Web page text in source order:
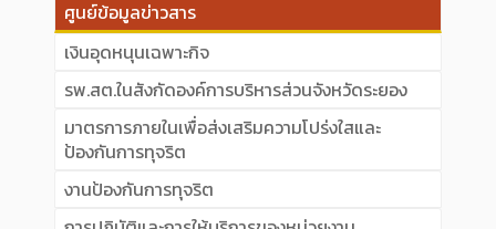
ศูนย์ข้อมูลข่าวสาร
เงินอุดหนุนเฉพาะกิจ
รพ.สต.ในสังกัดองค์การบริหารส่วนจังหวัดระยอง
มาตรการภายในเพื่อส่งเสริมความโปร่งใสและ
ป้องกันการทุจริต
งานป้องกันการทุจริต